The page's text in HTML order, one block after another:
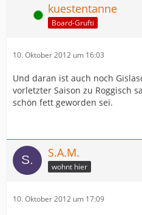
Online kuestentanne
Board-Grufti
10. Oktober 2012 um 16:03
Und daran ist auch noch
vorletzter Saison zu Roggisch
schön fett geworden sei.
S.A.M.
wohnt hier
10. Oktober 2012 um 17:09